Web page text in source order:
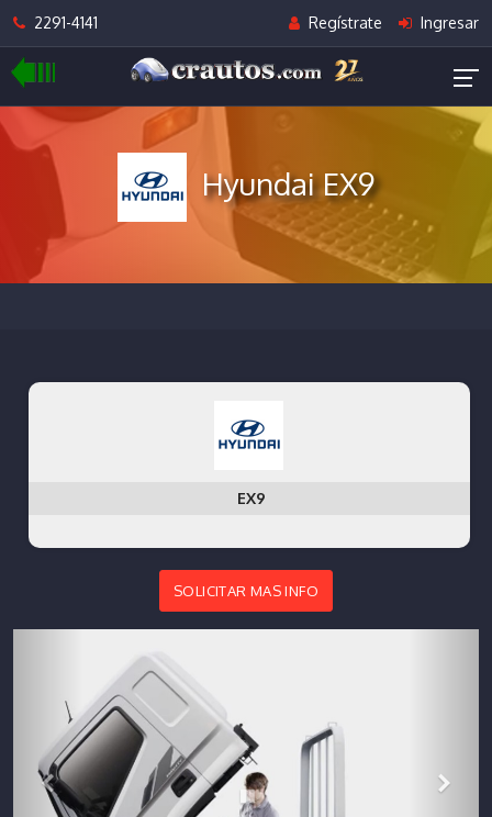
2291-4141 Regístrate Ingresar
Hyundai EX9
EX9
SOLICITAR MAS INFO